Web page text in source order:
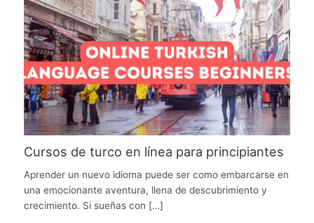
Cursos de turco en línea para principiantes
Aprender un nuevo idioma puede ser como embarcarse en
una emocionante aventura, llena de descubrimiento y
crecimiento. Si sueñas con […]